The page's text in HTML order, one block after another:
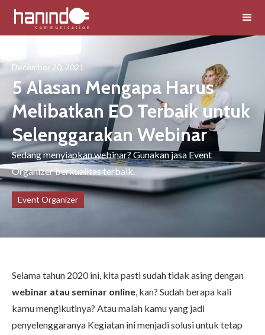
December 20, 2021
5 Alasan Mengapa Harus
Melibatkan EO Terbaik untuk
Selenggarakan Webinar
Sedang menyiapkan webinar? Gunakan jasa Event
Organizer berkualitas terbaik.
Event Organizer
Selama tahun 2020 ini, kita pasti sudah tidak asing dengan
webinar atau seminar online, kan? Sudah berapa kali
kamu mengikutinya? Atau malah kamu yang jadi
penyelenggaranya Kegiatan ini menjadi solusi untuk tetap